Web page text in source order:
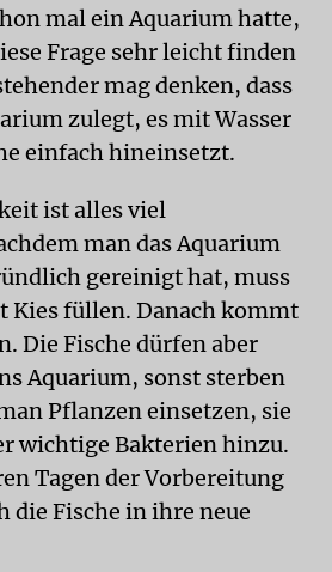
mal ein Aquarium hatte,
Frage sehr leicht finden
mag denken, dass
zulegt, es mit Wasser
einfach hineinsetzt.
ist alles viel
man das Aquarium
gereinigt hat, muss
Kies füllen. Danach kommt
Die Fische dürfen aber
Aquarium, sonst sterben
Pflanzen einsetzen, sie
wichtige Bakterien hinzu.
Tagen der Vorbereitung
die Fische in ihre neue